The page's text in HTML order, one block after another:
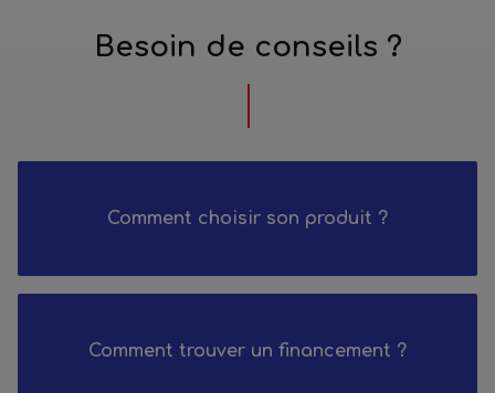
Besoin de conseils ?
Comment choisir son produit ?
Comment trouver un financement ?